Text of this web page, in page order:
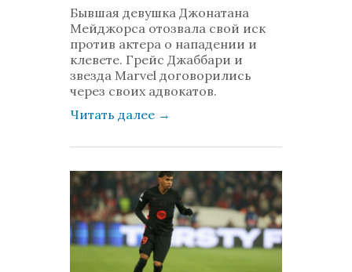
просмотров: 369
комментариев: 0
Бывшая девушка Джонатана
Мейджорса отозвала свой иск
против актера о нападении и
клевете. Грейс Джаббари и
звезда Marvel договорились
через своих адвокатов.
Читать далее →